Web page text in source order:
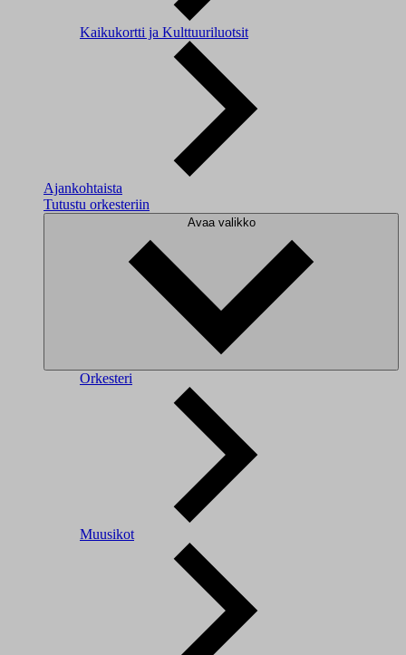
Kaikukortti ja Kulttuuriluotsit
Ajankohtaista
Tutustu orkesteriin
Avaa valikko
Orkesteri
Muusikot